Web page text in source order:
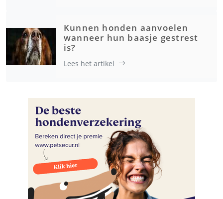
Kunnen honden aanvoelen
wanneer hun baasje gestrest
is?
Lees het artikel